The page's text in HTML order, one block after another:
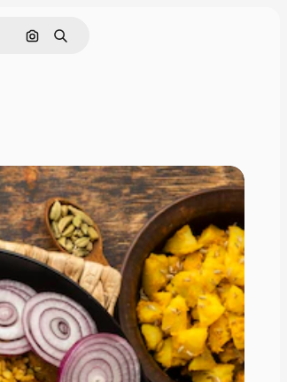
Поиск по изображению
Поиск